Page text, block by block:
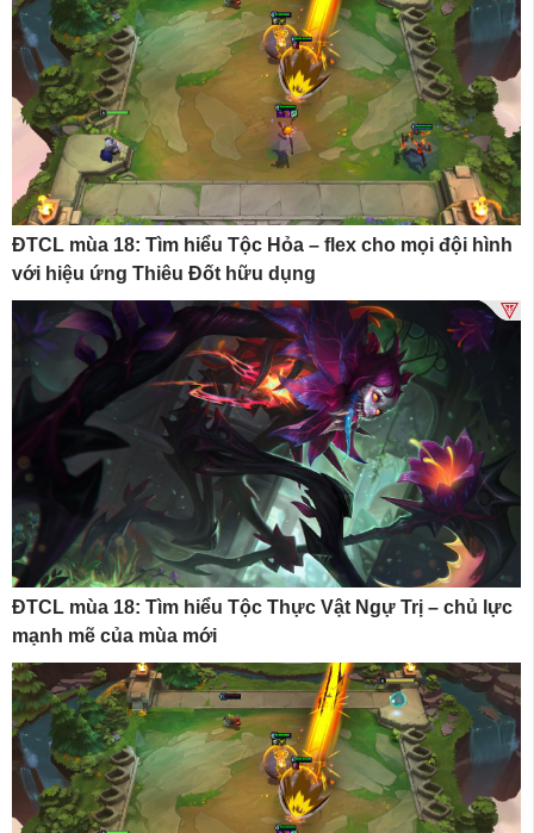
ĐTCL mùa 18: Tìm hiểu Tộc Hỏa – flex cho mọi đội hình
với hiệu ứng Thiêu Đốt hữu dụng
ĐTCL mùa 18: Tìm hiểu Tộc Thực Vật Ngự Trị – chủ lực
mạnh mẽ của mùa mới